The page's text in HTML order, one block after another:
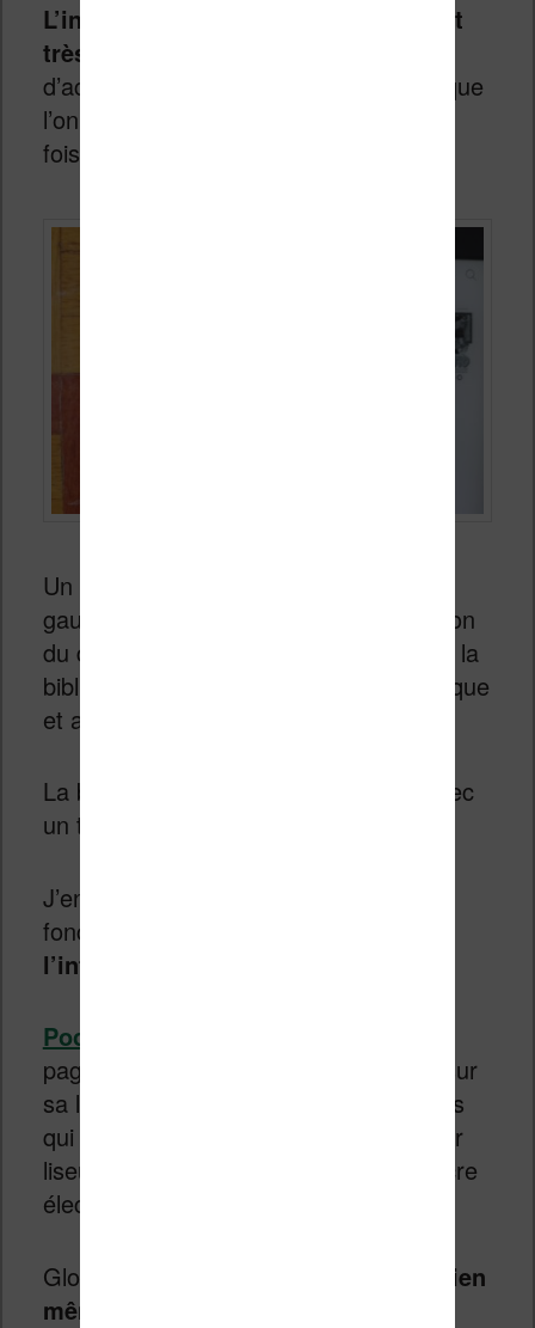
L’interface de la liseuse Kobo Nia est
très épurée
d’accueil qui s’avère presque vide lorsque
l’on allume la liseuse pour la première
fois.
Un unique menu est présent en haut à
gauche et accessible après une pression
du doigt. On accède depuis ce menu à la
bibliothèque, aux collections, à la boutique
et aux différents réglages de la liseuse.
La bibliothèque est assez classique avec
un tri par titre du livre, par auteur, etc.
J’en profite pour signaler une
fonctionnalité qui peut intéresser :
l’intégration avec le service Pocket.
Pocket
pages Internet et d’y accéder ensuite sur
sa liseuse. C’est très utile pour les gens
qui veulent lire de longs articles sur leur
liseuse et ainsi profiter de l’écran à encre
électronique.
Globalement,
la liseuse fonctionne bien
même si on note quelques lenteurs